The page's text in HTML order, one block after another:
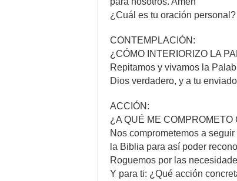
¿Cuál es tu oración
CONTEMPLACIÓN:
¿CÓMO INTERIORIZO LA
Repitamos y vivamos la
Dios verdadero, y a tu
ACCIÓN:
¿A QUÉ ME COMPROMETO
Nos comprometemos a
la Biblia para así poder
Roguemos por las
Y para ti: ¿Qué acción